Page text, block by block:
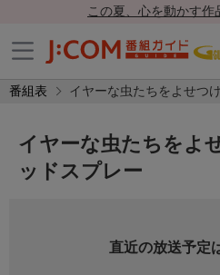
この夏、心を動かす作
番組表 イヤーな虫たちをよせつ
イヤーな虫たちをよ
ッドスプレー
直近の放送予定